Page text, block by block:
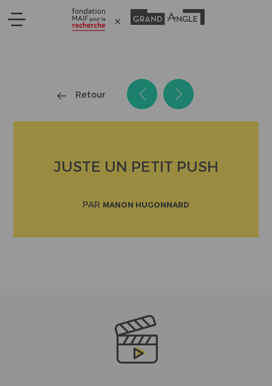
Retour
JUSTE UN PETIT PUSH
PAR MANON HUGONNARD